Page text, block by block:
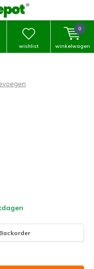
wishlist winkelwagen
0
Backorder